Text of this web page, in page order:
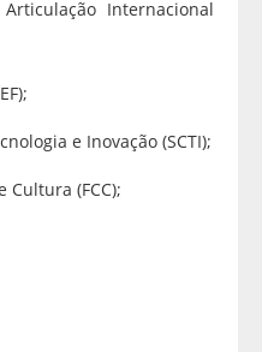
Internacional
e Inovação (SCTI);
Cultura (FCC);